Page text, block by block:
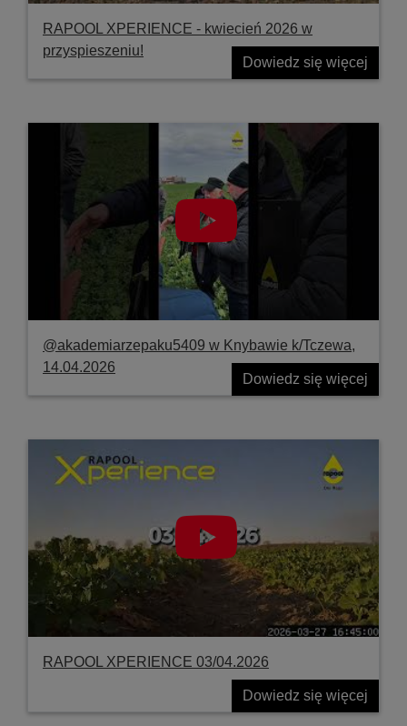
RAPOOL XPERIENCE - kwiecień 2026 w
przyspieszeniu!
Dowiedz się więcej
@akademiarzepaku5409 w Knybawie k/Tczewa,
14.04.2026
Dowiedz się więcej
RAPOOL XPERIENCE 03/04.2026
Dowiedz się więcej